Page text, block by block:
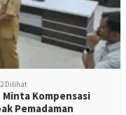
Dilihat
Kompensasi
Pemadaman